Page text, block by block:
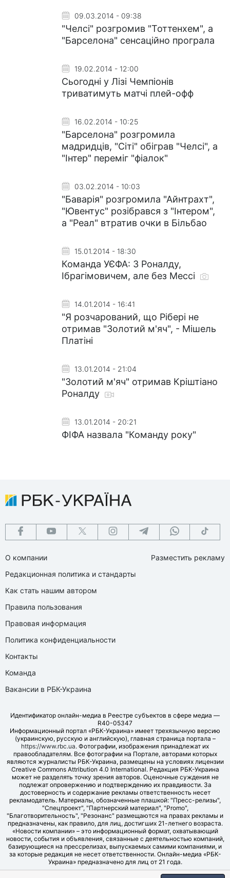
09.03.2014 - 09:38
"Челсі" розгромив "Тоттенхем", а
"Барселона" сенсаційно програла
19.02.2014 - 12:00
Сьогодні у Лізі Чемпіонів
триватимуть матчі плей-офф
16.02.2014 - 10:25
"Барселона" розгромила
мадридців, "Сіті" обіграв "Челсі", а
"Інтер" переміг "фіалок"
03.02.2014 - 10:03
"Баварія" розгромила "Айнтрахт",
"Ювентус" розібрався з "Інтером",
а "Реал" втратив очки в Більбао
15.01.2014 - 18:30
Команда УЄФА: З Роналду,
Ібрагімовичем, але без Мессі
14.01.2014 - 16:41
"Я розчарований, що Рібері не
отримав "Золотий м'яч", - Мішель
Платіні
13.01.2014 - 21:04
"Золотий м'яч" отримав Кріштіано
Роналду
13.01.2014 - 20:21
ФІФА назвала "Команду року"
О компании
Редакционная политика и стандарты
Как стать нашим автором
Правила пользования
Правовая информация
Политика конфиденциальности
Контакты
Команда
Вакансии в РБК-Украина
Разместить рекламу
Идентификатор онлайн-медиа в Реестре субъектов в сфере медиа —
R40-05347
Информационный портал «РБК-Украина» имеет трехязычную версию
(украинскую, русскую и английскую), главная страница портала –
https://www.rbc.ua. Фотографии, изображения принадлежат их
правообладателям. Все фотографии на Портале, авторами которых
являются журналисты РБК-Украина, размещены на условиях лицензии
Creative Commons Attribution 4.0 International. Редакция РБК-Украина
может не разделять точку зрения авторов. Оценочные суждения не
подлежат опровержению и подтверждению их правдивости. За
достоверность и содержание рекламы ответственность несет
рекламодатель. Материалы, обозначенные плашкой: "Пресс-релизы",
"Спецпроект", "Партнерский материал", "Promo",
"Благотворительность", "Резонанс" размещаются на правах рекламы и
предназначены, как правило, для лиц, достигших 21-летнего возраста.
«Новости компании» – это информационный формат, охватывающий
новости, события и объявления, связанные с деятельностью компаний,
базирующиеся на прессрелизах, выпускаемых самими компаниями, и
за которые редакция не несет ответственности. Онлайн-медиа «РБК-
Украина» предназначено для лиц от 21 года.